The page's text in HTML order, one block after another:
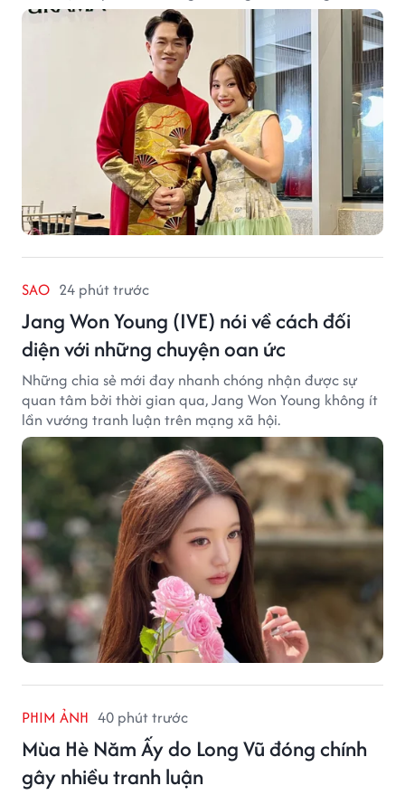
SAO 24 phút trước
Jang Won Young (IVE) nói về cách đối
diện với những chuyện oan ức
Những chia sẻ mới đay nhanh chóng nhận được sự
quan tâm bởi thời gian qua, Jang Won Young không ít
lần vướng tranh luận trên mạng xã hội.
PHIM ẢNH 40 phút trước
Mùa Hè Năm Ấy do Long Vũ đóng chính
gây nhiều tranh luận